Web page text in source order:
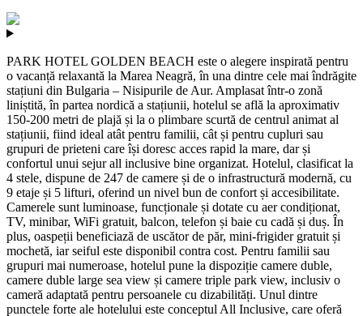
PARK HOTEL GOLDEN BEACH este o alegere inspirată pentru
o vacanță relaxantă la Marea Neagră, în una dintre cele mai îndrăgite
stațiuni din Bulgaria – Nisipurile de Aur. Amplasat într-o zonă
liniștită, în partea nordică a stațiunii, hotelul se află la aproximativ
150-200 metri de plajă și la o plimbare scurtă de centrul animat al
stațiunii, fiind ideal atât pentru familii, cât și pentru cupluri sau
grupuri de prieteni care își doresc acces rapid la mare, dar și
confortul unui sejur all inclusive bine organizat. Hotelul, clasificat la
4 stele, dispune de 247 de camere și de o infrastructură modernă, cu
9 etaje și 5 lifturi, oferind un nivel bun de confort și accesibilitate.
Camerele sunt luminoase, funcționale și dotate cu aer condiționat,
TV, minibar, WiFi gratuit, balcon, telefon și baie cu cadă și duș. În
plus, oaspeții beneficiază de uscător de păr, mini-frigider gratuit și
mochetă, iar seiful este disponibil contra cost. Pentru familii sau
grupuri mai numeroase, hotelul pune la dispoziție camere duble,
camere duble large sea view și camere triple park view, inclusiv o
cameră adaptată pentru persoanele cu dizabilități. Unul dintre
punctele forte ale hotelului este conceptul All Inclusive, care oferă